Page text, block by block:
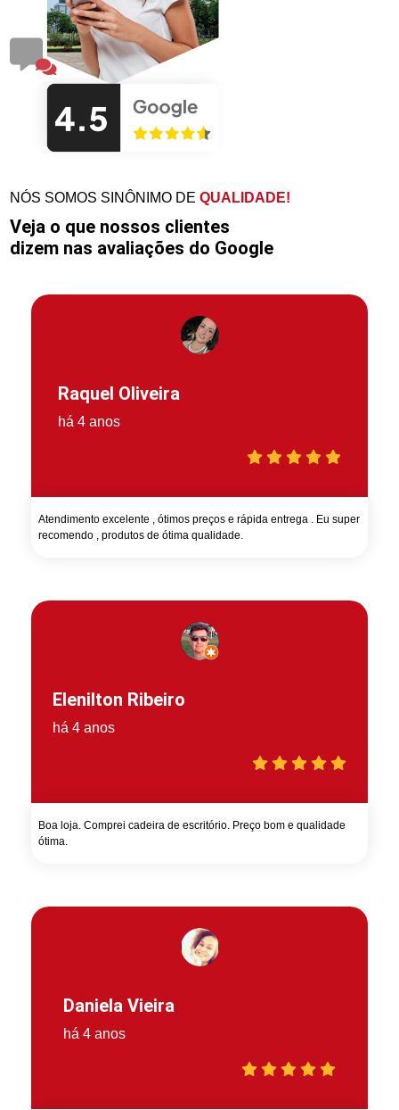
NÓS SOMOS SINÔNIMO DEQUALIDADE!
Veja o que nossos clientes
dizem nas avaliações do Google
Raquel Oliveira
há 4 anos
Atendimento excelente , ótimos preços e rápida entrega . Eu super
recomendo , produtos de ótima qualidade.
Elenilton Ribeiro
há 4 anos
Boa loja. Comprei cadeira de escritório. Preço bom e qualidade
ótima.
Daniela Vieira
há 4 anos